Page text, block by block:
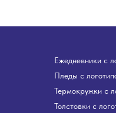
Ежедневники с
Пледы с
Термокружки с
Толстовки с